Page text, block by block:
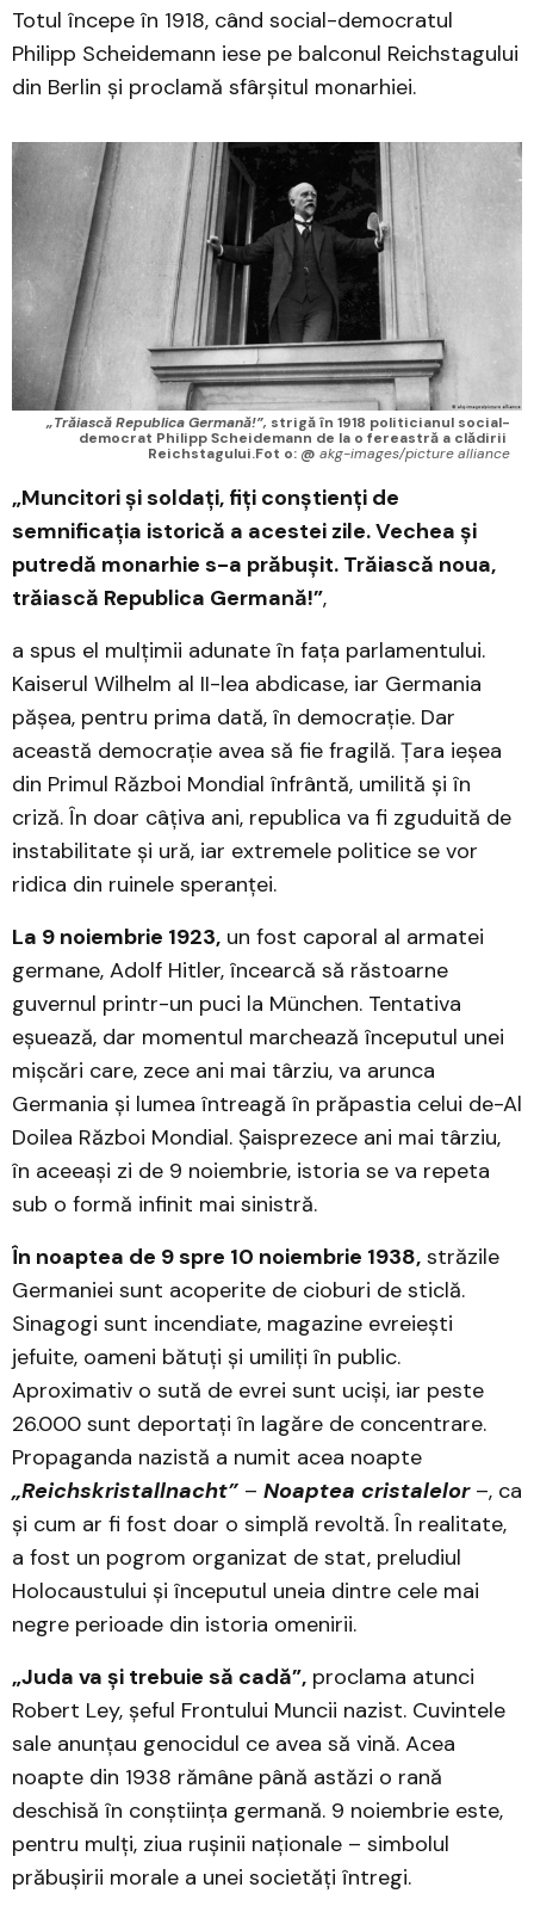
Totul începe în 1918, când social-democratul
Philipp Scheidemann iese pe balconul Reichstagului
din Berlin și proclamă sfârșitul monarhiei.
„Trăiască Republica Germană!”, strigă în 1918 politicianul social-
democrat Philipp Scheidemann de la o fereastră a clădirii
Reichstagului.Fot o: @ akg-images/picture alliance
„Muncitori și soldați, fiți conștienți de
semnificația istorică a acestei zile. Vechea și
putredă monarhie s-a prăbușit. Trăiască noua,
trăiască Republica Germană!”,
a spus el mulțimii adunate în fața parlamentului.
Kaiserul Wilhelm al II-lea abdicase, iar Germania
pășea, pentru prima dată, în democrație. Dar
această democrație avea să fie fragilă. Țara ieșea
din Primul Război Mondial înfrântă, umilită și în
criză. În doar câțiva ani, republica va fi zguduită de
instabilitate și ură, iar extremele politice se vor
ridica din ruinele speranței.
La 9 noiembrie 1923, un fost caporal al armatei
germane, Adolf Hitler, încearcă să răstoarne
guvernul printr-un puci la München. Tentativa
eșuează, dar momentul marchează începutul unei
mișcări care, zece ani mai târziu, va arunca
Germania și lumea întreagă în prăpastia celui de-Al
Doilea Război Mondial. Șaisprezece ani mai târziu,
în aceeași zi de 9 noiembrie, istoria se va repeta
sub o formă infinit mai sinistră.
În noaptea de 9 spre 10 noiembrie 1938, străzile
Germaniei sunt acoperite de cioburi de sticlă.
Sinagogi sunt incendiate, magazine evreiești
jefuite, oameni bătuți și umiliți în public.
Aproximativ o sută de evrei sunt uciși, iar peste
26.000 sunt deportați în lagăre de concentrare.
Propaganda nazistă a numit acea noapte
„Reichskristallnacht” – Noaptea cristalelor–, ca
și cum ar fi fost doar o simplă revoltă. În realitate,
a fost un pogrom organizat de stat, preludiul
Holocaustului și începutul uneia dintre cele mai
negre perioade din istoria omenirii.
„Juda va și trebuie să cadă”, proclama atunci
Robert Ley, șeful Frontului Muncii nazist. Cuvintele
sale anunțau genocidul ce avea să vină. Acea
noapte din 1938 rămâne până astăzi o rană
deschisă în conștiința germană. 9 noiembrie este,
pentru mulți, ziua rușinii naționale – simbolul
prăbușirii morale a unei societăți întregi.